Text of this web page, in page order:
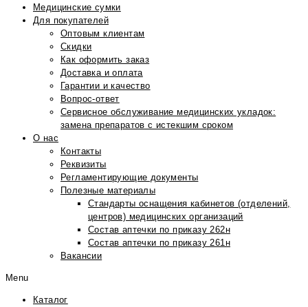
Медицинские сумки
Для покупателей
Оптовым клиентам
Скидки
Как оформить заказ
Доставка и оплата
Гарантии и качество
Вопрос-ответ
Сервисное обслуживание медицинских укладок:
замена препаратов с истекшим сроком
О нас
Контакты
Реквизиты
Регламентирующие документы
Полезные материалы
Стандарты оснащения кабинетов (отделений,
центров) медицинских организаций
Состав аптечки по приказу 262н
Состав аптечки по приказу 261н
Вакансии
Menu
Каталог